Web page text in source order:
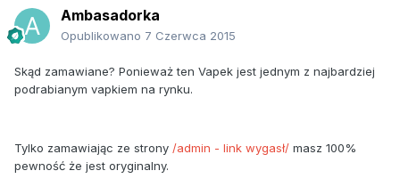
Ambasadorka
Opublikowano 7 Czerwca 2015
Skąd zamawiane? Ponieważ ten Vapek jest jednym z najbardziej
podrabianym vapkiem na rynku.
Tylko zamawiając ze strony /admin - link wygasł/ masz 100%
pewność że jest oryginalny.